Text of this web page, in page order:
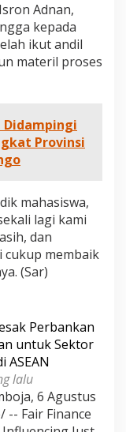
Adnan,
kepada
ikut andil
materil proses
Didampingi
Provinsi
mahasiswa,
lagi kami
dan
cukup membaik
(Sar)
Perbankan
untuk Sektor
ASEAN
lalu
6 Agustus
-- Fair Finance